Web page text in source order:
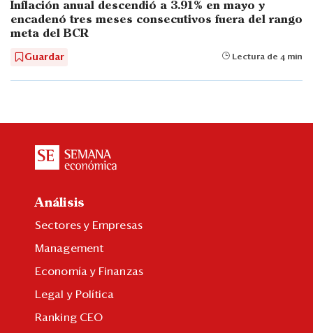
Inflación anual descendió a 3.91% en mayo y
encadenó tres meses consecutivos fuera del rango
meta del BCR
Guardar Lectura de 4 min
Análisis
Sectores y Empresas
Management
Economía y Finanzas
Legal y Política
Ranking CEO